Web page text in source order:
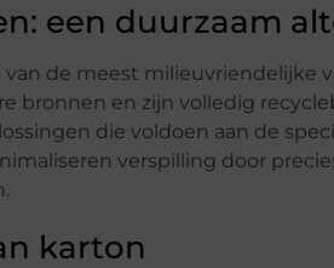
een duurzaam
van de meest milieuvriendelijke
bronnen en zijn volledig
die voldoen aan de
verspilling door
karton